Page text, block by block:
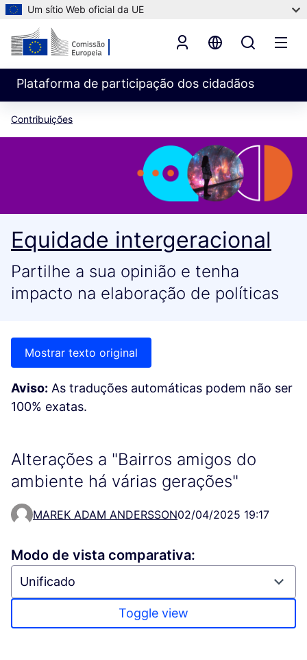
Um sítio Web oficial da UE
Plataforma de participação dos cidadãos
Contribuições
Equidade intergeracional
Partilhe a sua opinião e tenha
impacto na elaboração de políticas
Mostrar texto original
Aviso: As traduções automáticas podem não ser
100% exatas.
Alterações a "Bairros amigos do
ambiente há várias gerações"
MAREK ADAM ANDERSSON02/04/2025 19:17
Modo de vista comparativa:
Toggle view